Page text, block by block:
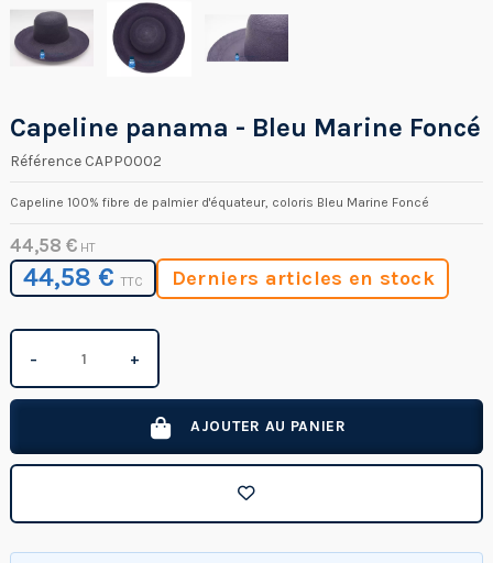
Capeline panama - Bleu Marine Foncé
Référence CAPP0002
Capeline 100% fibre de palmier d'équateur, coloris Bleu Marine Foncé
Derniers articles en stock
44,58 € HT
44,58 €TTC
− +
AJOUTER AU PANIER